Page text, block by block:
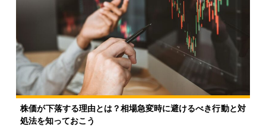
株価が下落する理由とは？相場急変時に避けるべき行動と対
処法を知っておこう